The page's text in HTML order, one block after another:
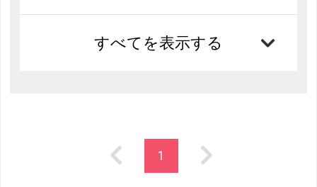
すべてを表示する
1